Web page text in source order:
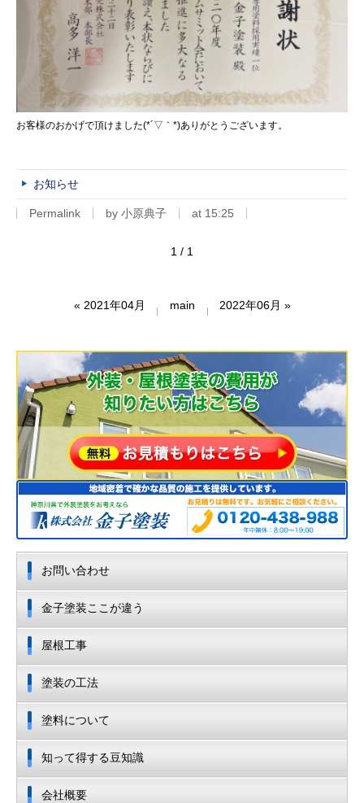
お客様のおかげで頂けました(*´▽｀*)ありがとうございます。
お知らせ
Permalink by 小原典子 at 15:25
1 / 1
« 2021年04月 main 2022年06月 »
お問い合わせ
金子塗装ここが違う
屋根工事
塗装の工法
塗料について
知って得する豆知識
会社概要